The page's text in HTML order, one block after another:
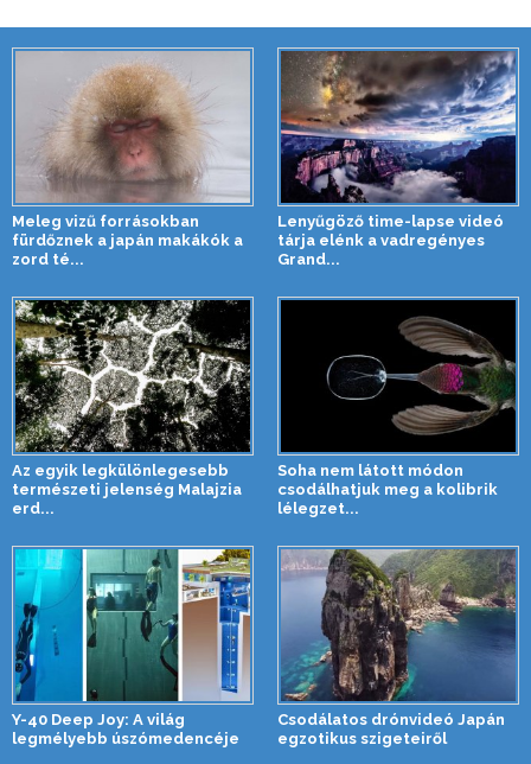
Meleg vizű forrásokban
fürdőznek a japán makákók a
zord té...
Lenyűgöző time-lapse videó
tárja elénk a vadregényes
Grand...
Az egyik legkülönlegesebb
természeti jelenség Malajzia
erd...
Soha nem látott módon
csodálhatjuk meg a kolibrik
lélegzet...
Y-40 Deep Joy: A világ
legmélyebb úszómedencéje
Csodálatos drónvideó Japán
egzotikus szigeteiről